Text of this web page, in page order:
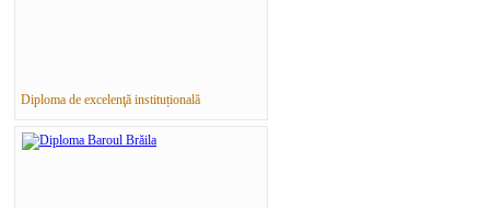
Diploma de excelenţă instituțională